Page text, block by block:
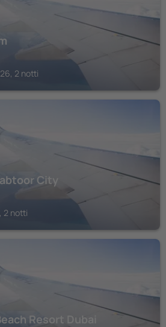
2 notti
City
2 notti
Resort Dubai